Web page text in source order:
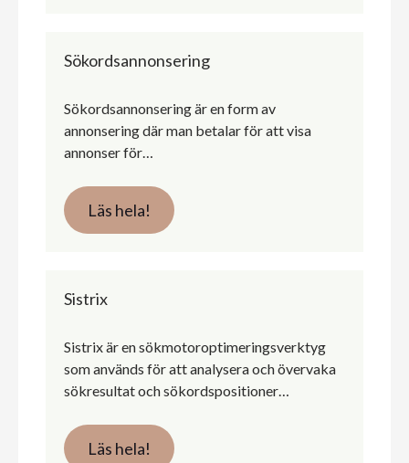
Sökordsannonsering
Sökordsannonsering är en form av
annonsering där man betalar för att visa
annonser för…
Läs hela!
Sistrix
Sistrix är en sökmotoroptimeringsverktyg
som används för att analysera och övervaka
sökresultat och sökordspositioner…
Läs hela!